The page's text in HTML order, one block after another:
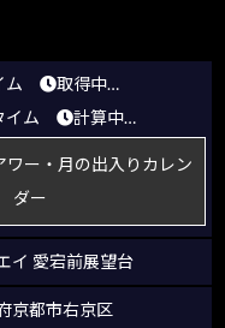
ム
取得中…
イム
計算中…
ー・月の出入りカレン
ダー
イ 愛宕前展望台
京都市右京区